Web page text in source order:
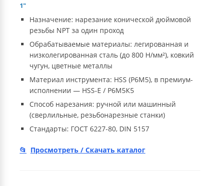
1″
Назначение: нарезание конической дюймовой
резьбы NPT за один проход
Обрабатываемые материалы: легированная и
низколегированная сталь (до 800 Н/мм²), ковкий
чугун, цветные металлы
Материал инструмента: HSS (Р6М5), в премиум-
исполнении — HSS-E / Р6М5К5
Способ нарезания: ручной или машинный
(сверлильные, резьбонарезные станки)
Стандарты: ГОСТ 6227-80, DIN 5157
Просмотреть / Скачать каталог